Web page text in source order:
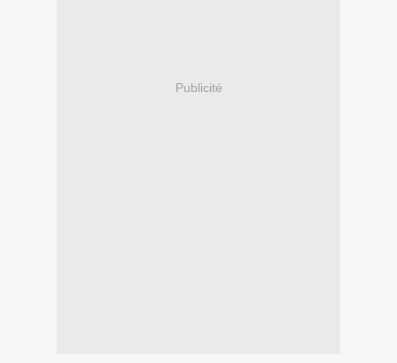
Publicité